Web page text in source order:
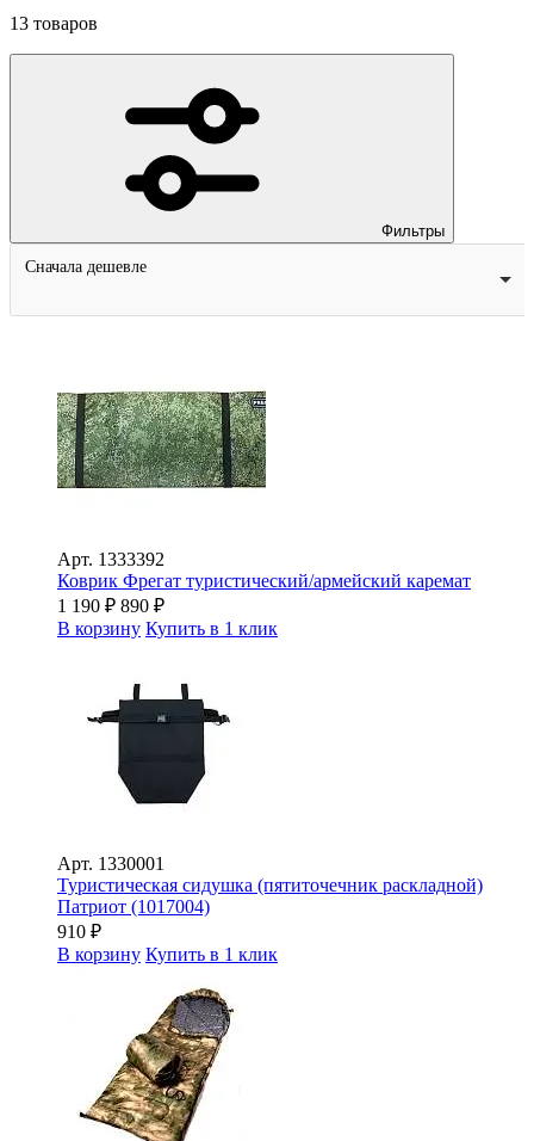
13 товаров
Фильтры
Сначала дешевле
Арт. 1333392
Коврик Фрегат туристический/армейский каремат
1 190 ₽ 890 ₽
В корзину Купить в 1 клик
Арт. 1330001
Туристическая сидушка (пятиточечник раскладной)
Патриот (1017004)
910 ₽
В корзину Купить в 1 клик